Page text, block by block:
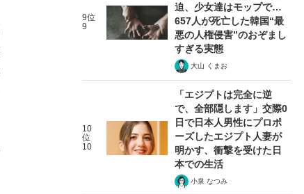
9位
9
迫、少女達はモップで…
657人が死亡した韓国“最
悪の人権侵害”のおぞまし
すぎる実態
大山 くまお
10
位
10
「エジプトは完全に逆
で、全部隠します」交際0
日で日本人男性にプロポ
ーズしたエジプト人妻が
明かす、衝撃を受けた日
本での生活
小泉 なつみ